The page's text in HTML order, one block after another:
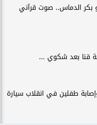
بكر الدماس.. صوت قرآني
قنا بعد شكوي ...
طفلين في انقلاب سيارة